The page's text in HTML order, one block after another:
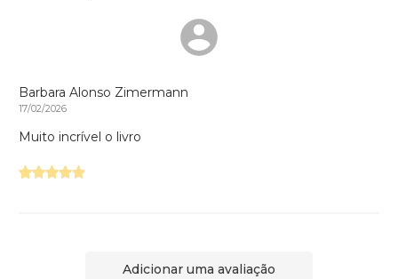
Barbara Alonso Zimermann
17/02/2026
Muito incrível o livro
Adicionar uma avaliação